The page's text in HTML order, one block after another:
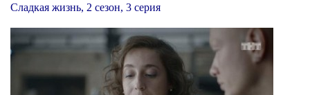
Сладкая жизнь, 2 сезон, 3 серия